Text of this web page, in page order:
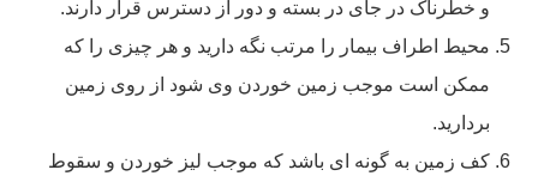
و خطرناک در جای در بسته و دور از دسترس قرار دارند.
محیط اطراف بیمار را مرتب نگه دارید و هر چیزی را که
ممکن است موجب زمین خوردن وی شود از روی زمین
بردارید.
کف زمین به گونه ای باشد که موجب لیز خوردن و سقوط